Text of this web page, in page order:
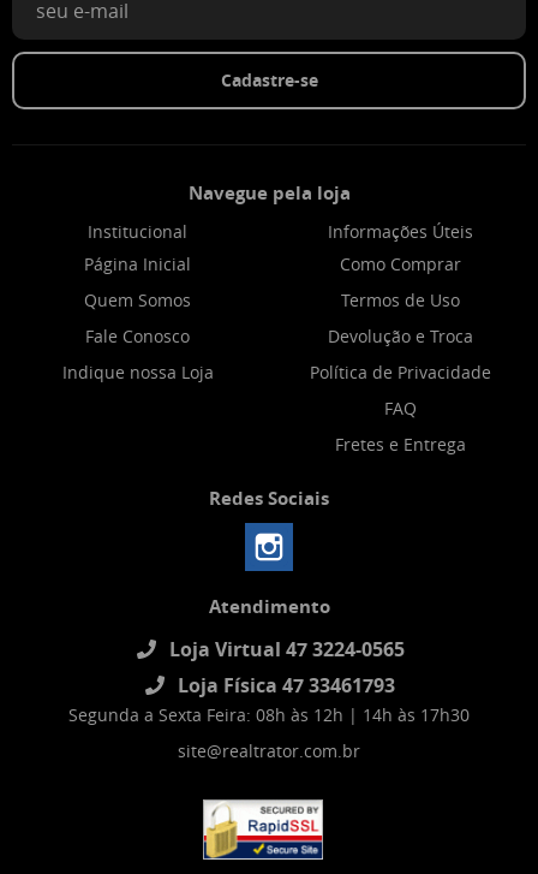
Cadastre-se
Navegue pela loja
Institucional
Página Inicial
Quem Somos
Fale Conosco
Indique nossa Loja
Informações Úteis
Como Comprar
Termos de Uso
Devolução e Troca
Política de Privacidade
FAQ
Fretes e Entrega
Redes Sociais
Atendimento
Loja Virtual 47 3224-0565
Loja Física 47 33461793
Segunda a Sexta Feira: 08h às 12h | 14h às 17h30
site@realtrator.com.br